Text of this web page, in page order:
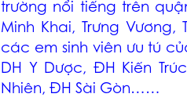
trường nổi tiếng trên
Minh Khai, Trưng
các em sinh viên ưu tú
DH Y Dược, ĐH Kiến
Nhiên, ĐH Sài Gòn……